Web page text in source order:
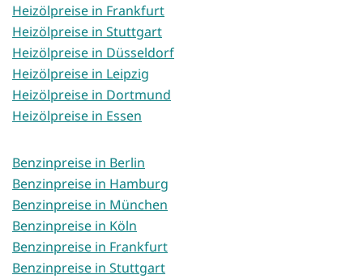
Heizölpreise in Frankfurt
Heizölpreise in Stuttgart
Heizölpreise in Düsseldorf
Heizölpreise in Leipzig
Heizölpreise in Dortmund
Heizölpreise in Essen
Benzinpreise in Berlin
Benzinpreise in Hamburg
Benzinpreise in München
Benzinpreise in Köln
Benzinpreise in Frankfurt
Benzinpreise in Stuttgart